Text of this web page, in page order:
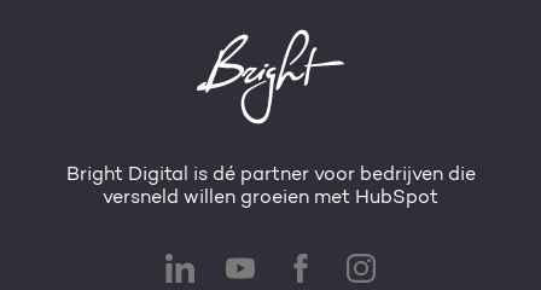
Bright Digital is dé partner voor bedrijven die
versneld willen groeien met HubSpot